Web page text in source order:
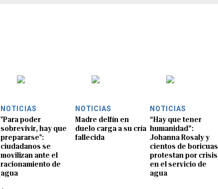
NOTICIAS
"Para poder
sobrevivir, hay que
prepararse":
ciudadanos se
movilizan ante el
racionamiento de
agua
NOTICIAS
Madre delfín en
duelo carga a su cría
fallecida
NOTICIAS
“Hay que tener
humanidad”:
Johanna Rosaly y
cientos de boricuas
protestan por crisis
en el servicio de
agua